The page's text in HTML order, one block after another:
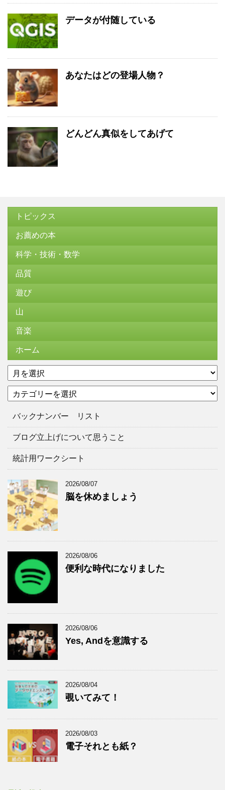
データが付随している
あなたはどの登場人物？
どんどん真似をしてあげて
トピックス
お薦めの本
科学・技術・数学
品質
遊び
山
音楽
ホーム
ア
ー
イ
テ
リ
バックナンバー リスト
ブログ立上げについて思うこと
統計用ワークシート
2026/08/07
脳を休めましょう
2026/08/06
便利な時代になりました
2026/08/06
Yes, Andを意識する
2026/08/04
覗いてみて！
2026/08/03
電子それとも紙？